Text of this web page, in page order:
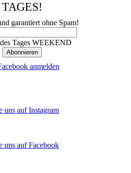
TAGES!
garantiert ohne Spam!
Tages WEEKEND
anmelden
uns auf Instagram
uns auf Facebook